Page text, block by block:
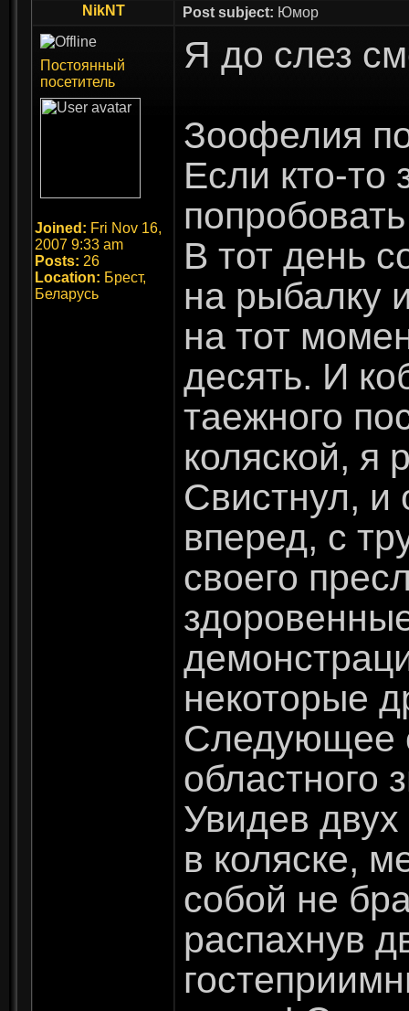
NikNT Post subject: Юмор
Постоянный
посетитель
Joined: Fri Nov 16,
2007 9:33 am
Posts: 26
Location: Брест,
Беларусь
Я до слез
Зоофелия
Если кто-то
В тот день
на рыбалку
на тот
десять. И
таежного
коляской, я
Свистнул, и
вперед, с
своего
некоторые
Следующее
областного
Увидев
в коляске,
собой не
распахнув